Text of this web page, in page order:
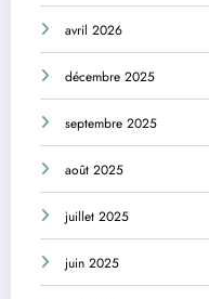
avril 2026
décembre 2025
septembre 2025
août 2025
juillet 2025
juin 2025